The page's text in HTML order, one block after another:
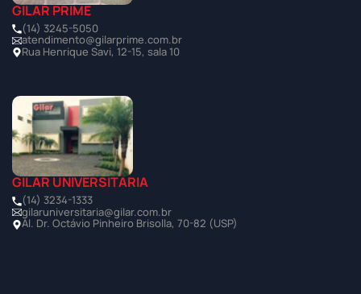
GILAR PRIME
(14) 3245-5050
atendimento@gilarprime.com.br
Rua Henrique Savi, 12-15, sala 10
GILAR UNIVERSITÁRIA
(14) 3234-1333
gilaruniversitaria@gilar.com.br
Al. Dr. Octávio Pinheiro Brisolla, 70-82 (USP)